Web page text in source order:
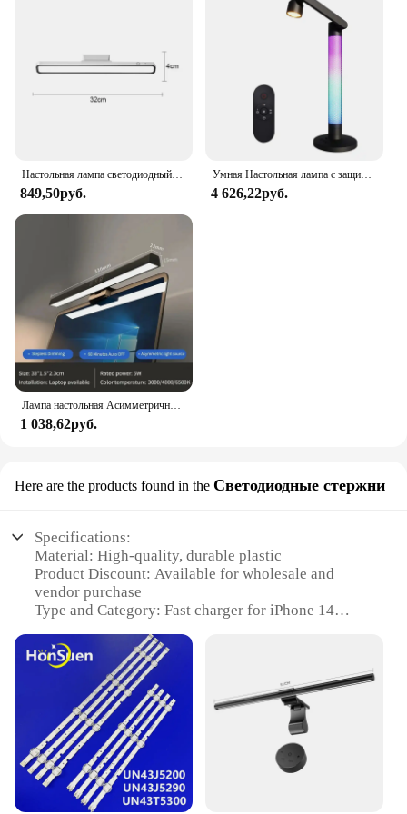
849,50руб.
Умная Настольная лампа с защитой глаз Tuya APP, освещение для чтения, прикроватная лампа с Wi-Fi, вращающаяся настольная лампа для детской комнаты
4 626,22руб.
Лампа настольная Асимметричная для защиты глаз
1 038,62руб.
Here are the products found in the Светодиодные стержни
Specifications:
Material: High-quality, durable plastic
Product Discount: Available for wholesale and
vendor purchase
Type and Category: Fast charger for iPhone 14
Design and Style: Sleek, modern design with LED
indicator lights
Usage and Purpose: Quickly charges your iPhone
14, ensuring you stay powered up
Typical Adaptive Scenario: Ideal for use at home, in
the office, or on the go
Shape or Size or Weight or Quantity: Compact and
lightweight, easy to carry in a bag or pocket
Performance and Property: Advanced technology
for efficient and safe charging